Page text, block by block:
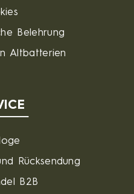
Belehrung
Altbatterien
Rücksendung
B2B